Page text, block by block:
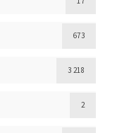
673
3 218
2